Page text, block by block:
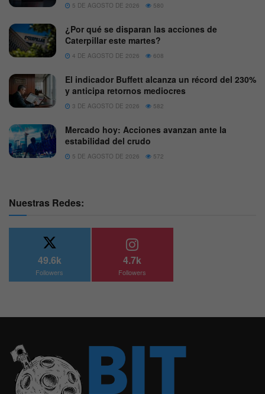
5 DE AGOSTO DE 2026 580
¿Por qué se disparan las acciones de
Caterpillar este martes?
4 DE AGOSTO DE 2026 608
El indicador Buffett alcanza un récord del 230%
y anticipa retornos mediocres
3 DE AGOSTO DE 2026 582
Mercado hoy: Acciones avanzan ante la
estabilidad del crudo
5 DE AGOSTO DE 2026 572
Nuestras Redes:
49.6k
Followers
4.7k
Followers